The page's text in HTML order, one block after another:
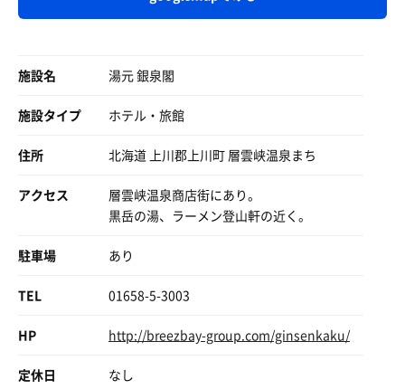
いくらかけ放題
施設名 湯元 銀泉閣
施設タイプ ホテル・旅館
住所 北海道 上川郡上川町 層雲峡温泉まち
アクセス
層雲峡温泉商店街にあり。
黒岳の湯、ラーメン登山軒の近く。
駐車場 あり
TEL 01658-5-3003
HP http://breezbay-group.com/ginsenkaku/
定休日 なし